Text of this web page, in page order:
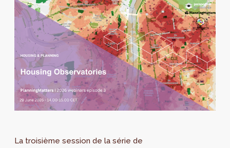
La troisième session de la série de